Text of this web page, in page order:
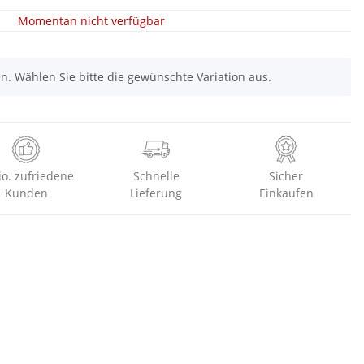
Momentan nicht verfügbar
Wählen Sie bitte die gewünschte Variation aus.
zufriedene
Kunden
Schnelle
Lieferung
Sicher
Einkaufen